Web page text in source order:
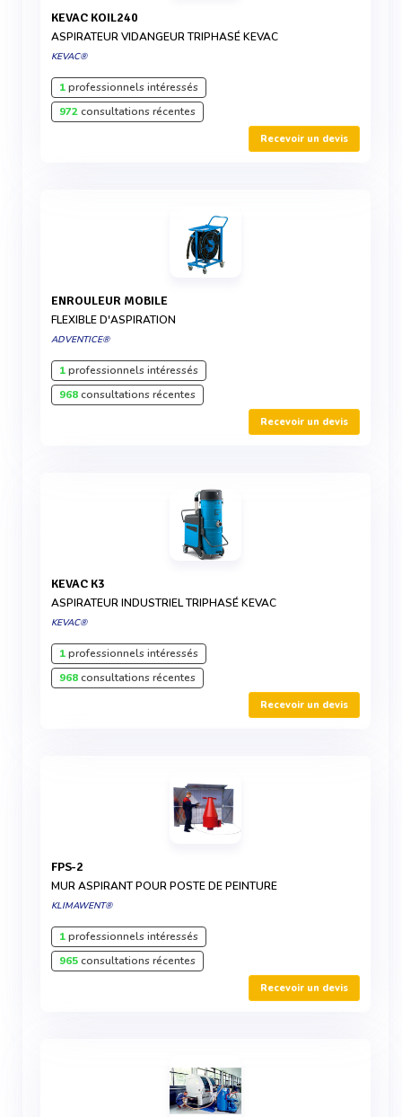
KEVAC KOIL240
ASPIRATEUR VIDANGEUR TRIPHASÉ KEVAC
KEVAC®
1professionnels intéressés
972consultations récentes
Recevoir un devis
ENROULEUR MOBILE
FLEXIBLE D'ASPIRATION
ADVENTICE®
1professionnels intéressés
968consultations récentes
Recevoir un devis
KEVAC K3
ASPIRATEUR INDUSTRIEL TRIPHASÉ KEVAC
KEVAC®
1professionnels intéressés
968consultations récentes
Recevoir un devis
FPS-2
MUR ASPIRANT POUR POSTE DE PEINTURE
KLIMAWENT®
1professionnels intéressés
965consultations récentes
Recevoir un devis